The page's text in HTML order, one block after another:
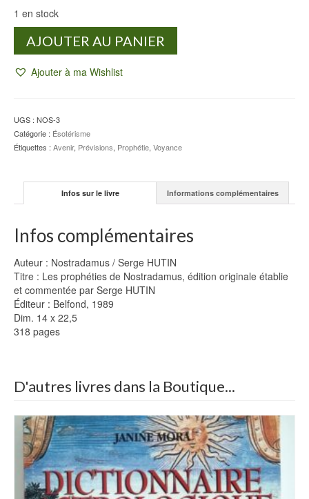
1 en stock
prophéties
-
Serge
HUTIN
AJOUTER AU PANIER
Ajouter à ma Wishlist
UGS : NOS-3
Catégorie : Ésotérisme
Étiquettes : Avenir, Prévisions, Prophétie, Voyance
Infos sur le livre Informations complémentaires
Infos complémentaires
Auteur : Nostradamus / Serge HUTIN
Titre : Les prophéties de Nostradamus, édition originale établie
et commentée par Serge HUTIN
Éditeur : Belfond, 1989
Dim. 14 x 22,5
318 pages
D'autres livres dans la Boutique...